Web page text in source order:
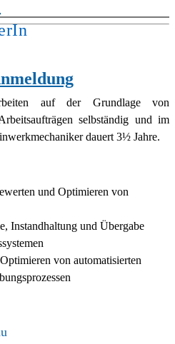
auf der Grundlage von
selbständig und im
dauert 3½ Jahre.
und Optimieren von
Instandhaltung und Übergabe
von automatisierten